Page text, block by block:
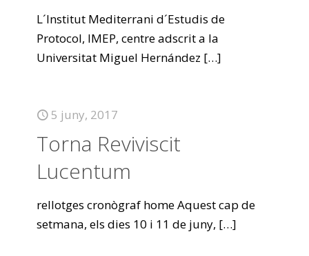
L´Institut Mediterrani d´Estudis de
Protocol, IMEP, centre adscrit a la
Universitat Miguel Hernández […]
5 juny, 2017
Torna Reviviscit
Lucentum
rellotges cronògraf home Aquest cap de
setmana, els dies 10 i 11 de juny, […]